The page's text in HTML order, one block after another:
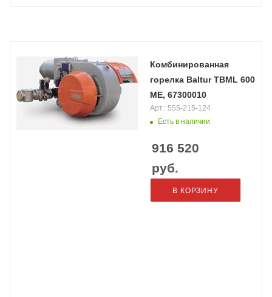
Комбинированная
горелка Baltur TBML 600
ME, 67300010
Есть в наличии
Арт.: 555-215-124
916 520
руб.
В КОРЗИНУ